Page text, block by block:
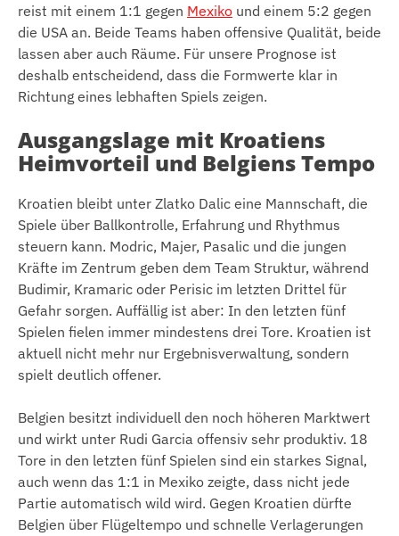
reist mit einem 1:1 gegen Mexiko und einem 5:2 gegen
die USA an. Beide Teams haben offensive Qualität, beide
lassen aber auch Räume. Für unsere Prognose ist
deshalb entscheidend, dass die Formwerte klar in
Richtung eines lebhaften Spiels zeigen.
Ausgangslage mit Kroatiens
Heimvorteil und Belgiens Tempo
Kroatien bleibt unter Zlatko Dalic eine Mannschaft, die
Spiele über Ballkontrolle, Erfahrung und Rhythmus
steuern kann. Modric, Majer, Pasalic und die jungen
Kräfte im Zentrum geben dem Team Struktur, während
Budimir, Kramaric oder Perisic im letzten Drittel für
Gefahr sorgen. Auffällig ist aber: In den letzten fünf
Spielen fielen immer mindestens drei Tore. Kroatien ist
aktuell nicht mehr nur Ergebnisverwaltung, sondern
spielt deutlich offener.
Belgien besitzt individuell den noch höheren Marktwert
und wirkt unter Rudi Garcia offensiv sehr produktiv. 18
Tore in den letzten fünf Spielen sind ein starkes Signal,
auch wenn das 1:1 in Mexiko zeigte, dass nicht jede
Partie automatisch wild wird. Gegen Kroatien dürfte
Belgien über Flügeltempo und schnelle Verlagerungen